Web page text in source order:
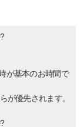
が基本のお時間で
優先されます。